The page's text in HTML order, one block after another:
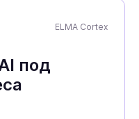
ELMA Cortex
под